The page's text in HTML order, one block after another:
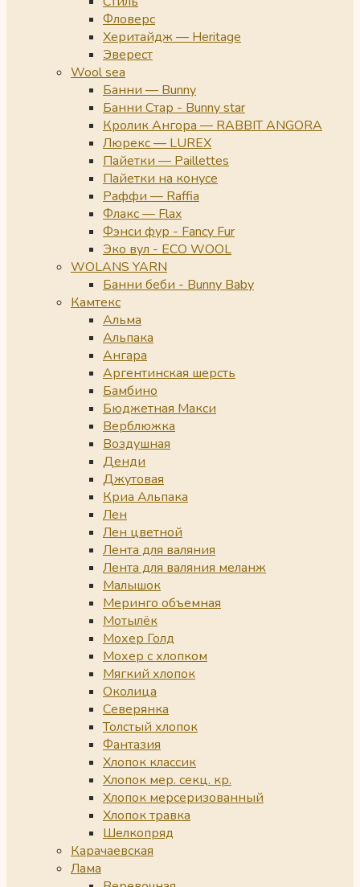
Фловерс
Херитайдж — Heritage
Эверест
Wool sea
Банни — Bunny
Банни Стар - Bunny star
Кролик Ангора — RABBIT ANGORA
Люрекс — LUREX
Пайетки — Paillettes
Пайетки на конусе
Раффи — Raffia
Флакс — Flax
Фэнси фур - Fancy Fur
Эко вул - ECO WOOL
WOLANS YARN
Банни беби - Bunny Baby
Камтекс
Альма
Альпака
Ангара
Аргентинская шерсть
Бамбино
Бюджетная Макси
Верблюжка
Воздушная
Денди
Джутовая
Криа Альпака
Лен
Лен цветной
Лента для валяния
Лента для валяния меланж
Малышок
Меринго объемная
Мотылёк
Мохер Голд
Мохер с хлопком
Мягкий хлопок
Околица
Северянка
Толстый хлопок
Фантазия
Хлопок классик
Хлопок мер. секц. кр.
Хлопок мерсеризованный
Хлопок травка
Шелкопряд
Карачаевская
Лама